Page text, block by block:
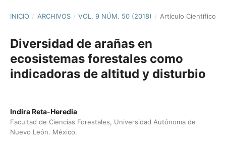
INICIO / ARCHIVOS / VOL. 9 NÚM. 50 (2018) / Artículo Científico
Diversidad de arañas en
ecosistemas forestales como
indicadoras de altitud y disturbio
Indira Reta-Heredia
Facultad de Ciencias Forestales, Universidad Autónoma de
Nuevo León. México.